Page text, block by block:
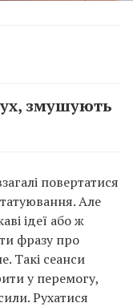
змушують
повертатися
Але
ідеї або ж
фразу про
Такі сеанси
у перемогу,
Рухатися